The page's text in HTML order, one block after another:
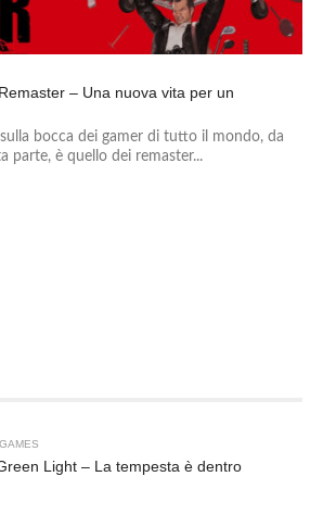
– Una nuova vita per un
bocca dei gamer di tutto il mondo, da
parte, è quello dei remaster...
Light – La tempesta è dentro